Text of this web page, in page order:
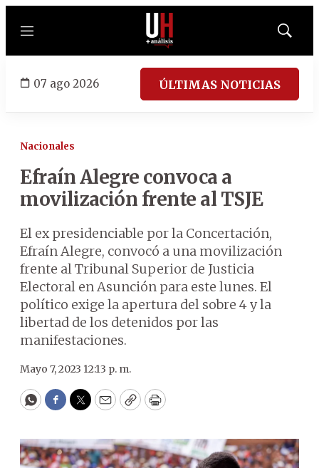
Menú
Mostrar
07 ago 2026 ÚLTIMAS NOTICIAS
Nacionales
Efraín Alegre convoca a
movilización frente al TSJE
El ex presidenciable por la Concertación,
Efraín Alegre, convocó a una movilización
frente al Tribunal Superior de Justicia
Electoral en Asunción para este lunes. El
político exige la apertura del sobre 4 y la
libertad de los detenidos por las
manifestaciones.
Mayo 7, 2023 12:13 p. m.
WhatsApp
Facebook
Twitter
EmailCopyPrint